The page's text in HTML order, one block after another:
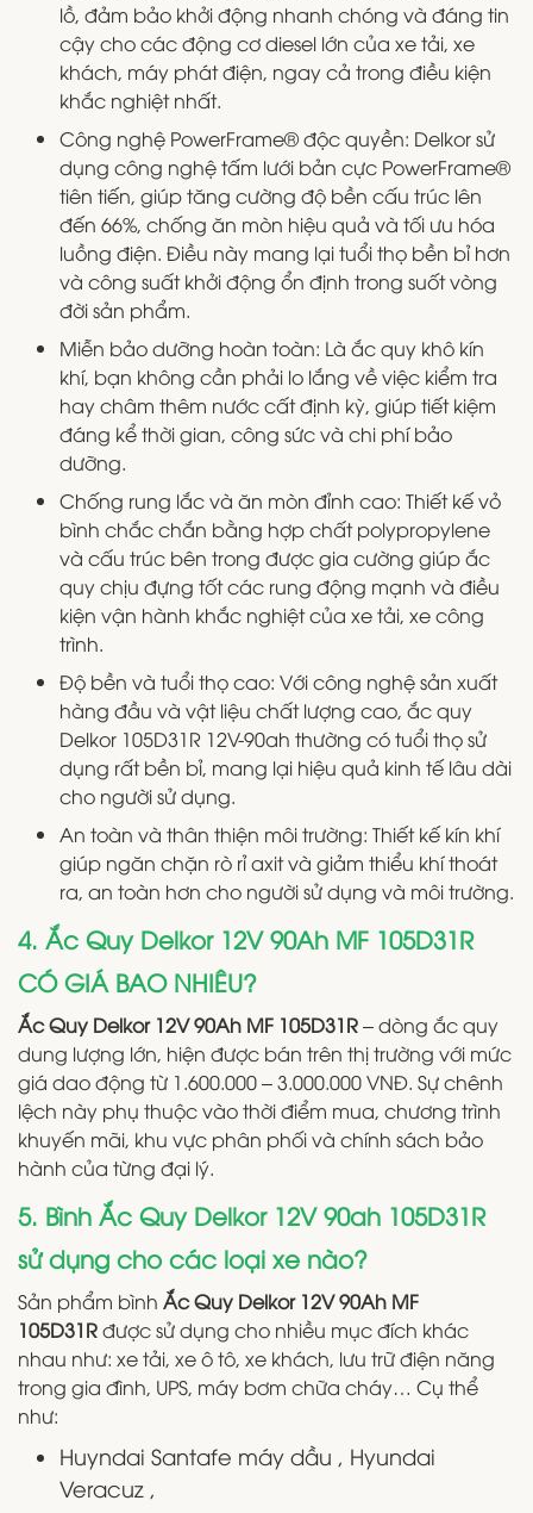
lồ, đảm bảo khởi động nhanh chóng và đáng tin
cậy cho các động cơ diesel lớn của xe tải, xe
khách, máy phát điện, ngay cả trong điều kiện
khắc nghiệt nhất.
Công nghệ PowerFrame® độc quyền: Delkor sử
dụng công nghệ tấm lưới bản cực PowerFrame®
tiên tiến, giúp tăng cường độ bền cấu trúc lên
đến 66%, chống ăn mòn hiệu quả và tối ưu hóa
luồng điện. Điều này mang lại tuổi thọ bền bỉ hơn
và công suất khởi động ổn định trong suốt vòng
đời sản phẩm.
Miễn bảo dưỡng hoàn toàn: Là ắc quy khô kín
khí, bạn không cần phải lo lắng về việc kiểm tra
hay châm thêm nước cất định kỳ, giúp tiết kiệm
đáng kể thời gian, công sức và chi phí bảo
dưỡng.
Chống rung lắc và ăn mòn đỉnh cao: Thiết kế vỏ
bình chắc chắn bằng hợp chất polypropylene
và cấu trúc bên trong được gia cường giúp ắc
quy chịu đựng tốt các rung động mạnh và điều
kiện vận hành khắc nghiệt của xe tải, xe công
trình.
Độ bền và tuổi thọ cao: Với công nghệ sản xuất
hàng đầu và vật liệu chất lượng cao, ắc quy
Delkor 105D31R 12V-90ah thường có tuổi thọ sử
dụng rất bền bỉ, mang lại hiệu quả kinh tế lâu dài
cho người sử dụng.
An toàn và thân thiện môi trường: Thiết kế kín khí
giúp ngăn chặn rò rỉ axit và giảm thiểu khí thoát
ra, an toàn hơn cho người sử dụng và môi trường.
4. Ắc Quy Delkor 12V 90Ah MF 105D31R
CÓ GIÁ BAO NHIÊU?
Ắc Quy Delkor 12V 90Ah MF 105D31R– dòng ắc quy
dung lượng lớn, hiện được bán trên thị trường với mức
giá dao động từ 1.600.000 – 3.000.000 VNĐ. Sự chênh
lệch này phụ thuộc vào thời điểm mua, chương trình
khuyến mãi, khu vực phân phối và chính sách bảo
hành của từng đại lý.
5. Bình Ắc Quy Delkor 12V 90ah 105D31R
sử dụng cho các loại xe nào?
Sản phẩm bình Ắc Quy Delkor 12V 90Ah MF
105D31Rđược sử dụng cho nhiều mục đích khác
nhau như: xe tải, xe ô tô, xe khách, lưu trữ điện năng
trong gia đình, UPS, máy bơm chữa cháy… Cụ thể
như:
Huyndai Santafe máy dầu , Hyundai
Veracuz ,